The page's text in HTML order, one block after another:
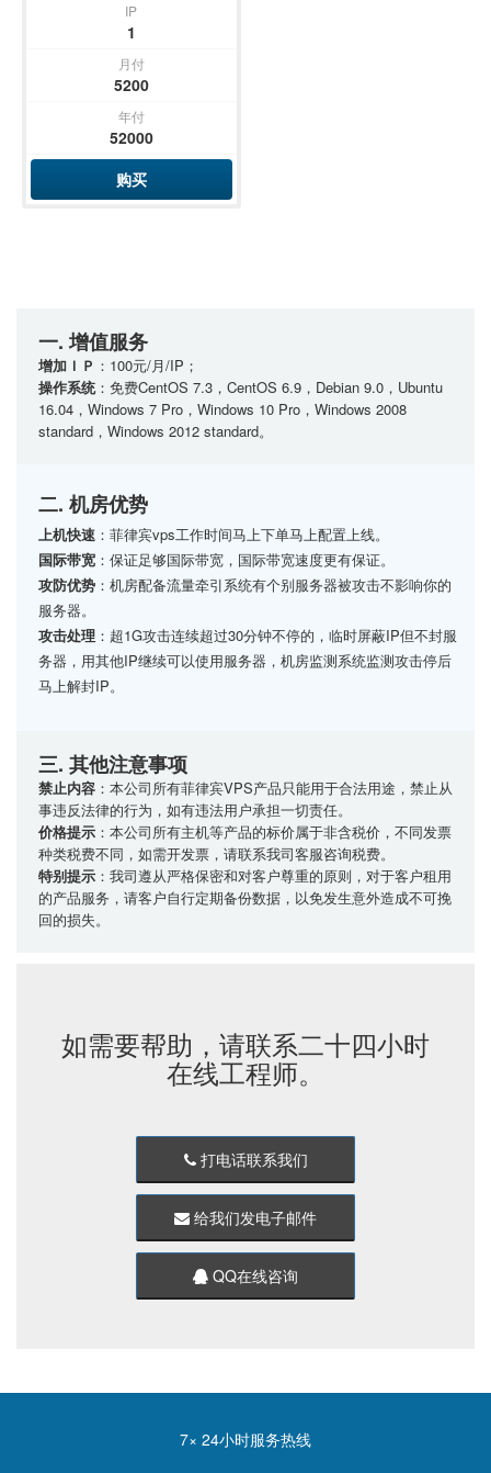
IP
1
月付
5200
年付
52000
购买
一. 增值服务
增加ＩＰ ：100元/月/IP；
操作系统：免费CentOS 7.3，CentOS 6.9，Debian 9.0，Ubuntu
16.04，Windows 7 Pro，Windows 10 Pro，Windows 2008
standard，Windows 2012 standard。
二. 机房优势
上机快速 ：菲律宾vps工作时间马上下单马上配置上线。
国际带宽 ：保证足够国际带宽，国际带宽速度更有保证。
攻防优势 ：机房配备流量牵引系统有个别服务器被攻击不影响你的
服务器。
攻击处理 ：超1G攻击连续超过30分钟不停的，临时屏蔽IP但不封服
务器，用其他IP继续可以使用服务器，机房监测系统监测攻击停后
马上解封IP。
三. 其他注意事项
禁止内容 ：本公司所有菲律宾VPS产品只能用于合法用途，禁止从
事违反法律的行为，如有违法用户承担一切责任。
价格提示 ：本公司所有主机等产品的标价属于非含税价，不同发票
种类税费不同，如需开发票，请联系我司客服咨询税费。
特别提示 ：我司遵从严格保密和对客户尊重的原则，对于客户租用
的产品服务，请客户自行定期备份数据，以免发生意外造成不可挽
回的损失。
如需要帮助，请联系二十四小时
在线工程师。
打电话联系我们
给我们发电子邮件
QQ在线咨询
7× 24小时服务热线